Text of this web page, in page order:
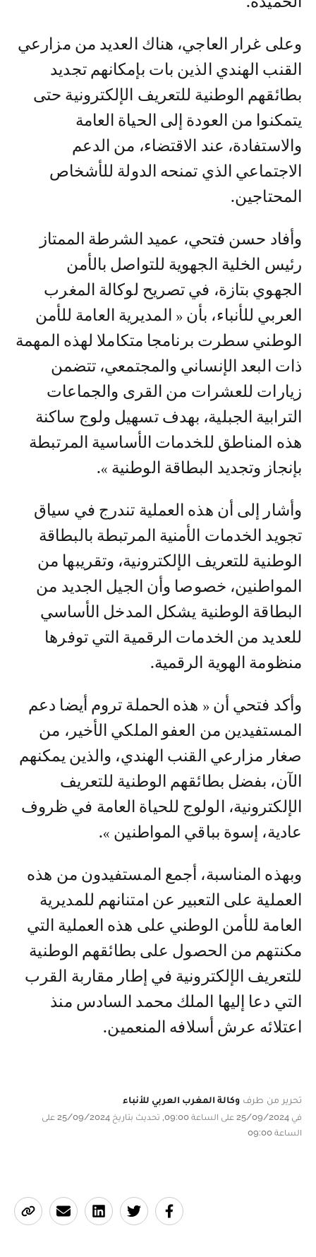
وعلى غرار العاجي، هناك العديد من مزارعي
القنب الهندي الذين بات بإمكانهم تجديد
بطائقهم الوطنية للتعريف الإلكترونية حتى
يتمكنوا من العودة إلى الحياة العامة
والاستفادة، عند الاقتضاء، من الدعم
الاجتماعي الذي تمنحه الدولة للأشخاص
المحتاجين.
وأفاد حسن فتحي، عميد الشرطة الممتاز
رئيس الخلية الجهوية للتواصل بالأمن
الجهوي بتازة، في تصريح لوكالة المغرب
العربي للأنباء، بأن « المديرية العامة للأمن
الوطني سطرت برنامجا متكاملا لهذه المهمة
ذات البعد الإنساني والمجتمعي، تتضمن
زيارات للعشرات من القرى والجماعات
الترابية الجبلية، بهدف تسهيل ولوج ساكنة
هذه المناطق للخدمات الأساسية المرتبطة
بإنجاز وتجديد البطاقة الوطنية ».
وأشار إلى أن هذه العملية تندرج في سياق
تجويد الخدمات الأمنية المرتبطة بالبطاقة
الوطنية للتعريف الإلكترونية، وتقريبها من
المواطنين، خصوصا وأن الجيل الجديد من
البطاقة الوطنية يشكل المدخل الأساسي
للعديد من الخدمات الرقمية التي توفرها
منظومة الهوية الرقمية.
وأكد فتحي أن « هذه الحملة تروم أيضا دعم
المستفيدين من العفو الملكي الأخير، من
صغار مزارعي القنب الهندي، والذين يمكنهم
الآن، بفضل بطائقهم الوطنية للتعريف
الإلكترونية، الولوج للحياة العامة في ظروف
عادية، إسوة بباقي المواطنين ».
وبهذه المناسبة، أجمع المستفيدون من هذه
العملية على التعبير عن امتنانهم للمديرية
العامة للأمن الوطني على هذه العملية التي
مكنتهم من الحصول على بطائقهم الوطنية
للتعريف الإلكترونية في إطار مقاربة القرب
التي دعا إليها الملك محمد السادس منذ
اعتلائه عرش أسلافه المنعمين.
تحرير من طرف وكالة المغرب العربي للأنباء
في 25/09/2024 على الساعة 09:00, تحديث بتاريخ 25/09/2024 على
الساعة 09:00